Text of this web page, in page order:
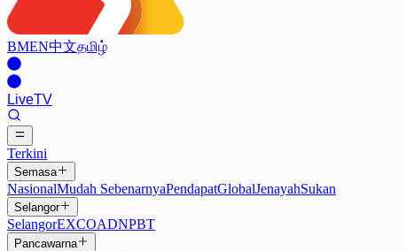
BMEN中文தமிழ்
LiveTV
Terkini
Semasa
NasionalMudah SebenarnyaPendapatGlobalJenayahSukan
Selangor
SelangorEXCOADNPBT
Pancawarna